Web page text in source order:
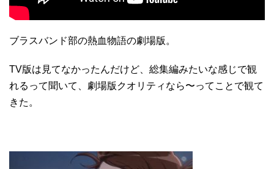
ブラスバンド部の熱血物語の劇場版。
TV版は見てなかったんだけど、総集編みたいな感じで観
れるって聞いて、劇場版クオリティなら〜ってことで観て
きた。